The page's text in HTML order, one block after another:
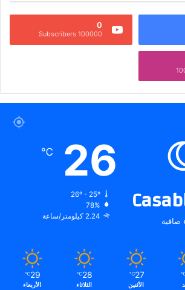
0
100000 Subscribers
صافية
26
℃
26º - 25º
78%
2.24 كيلومتر/ساعة
27
℃
الأثنين
28
℃
الثلاثاء
29
℃
الأربعاء